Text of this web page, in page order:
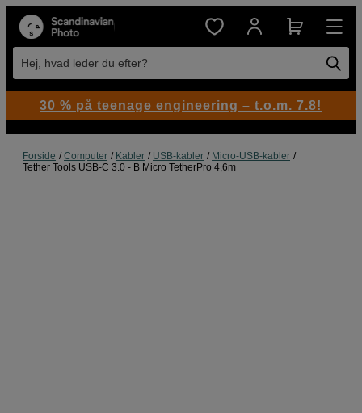
Hej, hvad leder du efter?
Forside Computer Kabler USB-kabler
Micro-USB-kabler
Tether Tools USB-C 3.0 - B Micro TetherPro 4,6m
30 % på teenage engineering – t.o.m. 7.8!